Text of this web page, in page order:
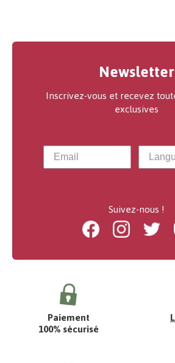
Newsletter
Inscrivez-vous et recevez
exclusives
Suivez-nous !
FacebookInstagram
Paiement
100% sécurisé